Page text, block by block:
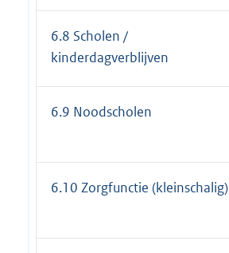
6.8 Scholen /
kinderdagverblijven
6.9 Noodscholen
6.10 Zorgfunctie (kleinschalig)